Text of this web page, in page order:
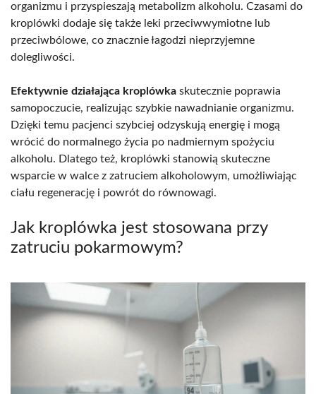
organizmu i przyspieszają metabolizm alkoholu. Czasami do
kroplówki dodaje się także leki przeciwwymiotne lub
przeciwbólowe, co znacznie łagodzi nieprzyjemne
dolegliwości.
Efektywnie działająca kroplówka skutecznie poprawia
samopoczucie, realizując szybkie nawadnianie organizmu.
Dzięki temu pacjenci szybciej odzyskują energię i mogą
wrócić do normalnego życia po nadmiernym spożyciu
alkoholu. Dlatego też, kroplówki stanowią skuteczne
wsparcie w walce z zatruciem alkoholowym, umożliwiając
ciału regenerację i powrót do równowagi.
Jak kroplówka jest stosowana przy
zatruciu pokarmowym?